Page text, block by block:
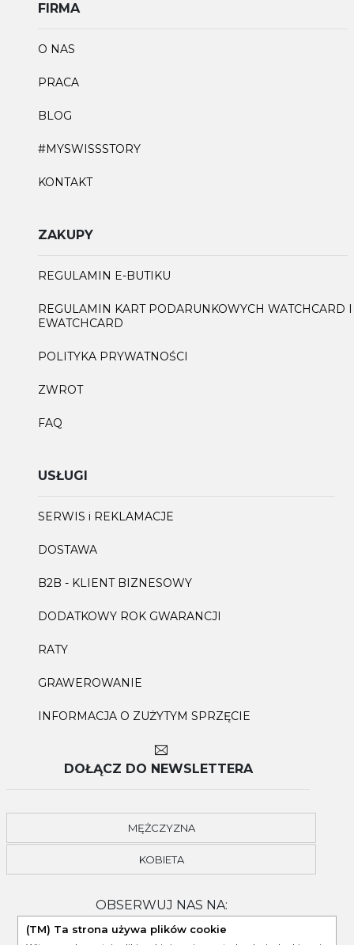
FIRMA
O NAS
PRACA
BLOG
#MYSWISSSTORY
KONTAKT
ZAKUPY
REGULAMIN E-BUTIKU
REGULAMIN KART PODARUNKOWYCH WATCHCARD I
EWATCHCARD
POLITYKA PRYWATNOŚCI
ZWROT
FAQ
USŁUGI
SERWIS i REKLAMACJE
DOSTAWA
B2B - KLIENT BIZNESOWY
DODATKOWY ROK GWARANCJI
RATY
GRAWEROWANIE
INFORMACJA O ZUŻYTYM SPRZĘCIE
DOŁĄCZ DO NEWSLETTERA
MĘŻCZYZNA
KOBIETA
OBSERWUJ NAS NA:
(TM) Ta strona używa plików cookie